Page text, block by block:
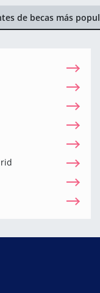
de becas más